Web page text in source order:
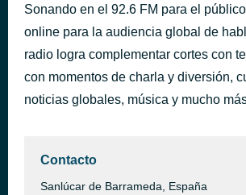
Sonando en el 92.6 FM para el
online para la audiencia global de
radio logra complementar cortes con
con momentos de charla y diversión,
noticias globales, música y mucho
Contacto
Sanlúcar de Barrameda, España